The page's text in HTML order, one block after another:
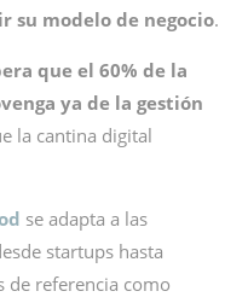
su modelo de negocio.
que el 60% de la
ya de la gestión
la cantina digital
se adapta a las
startups hasta
de referencia como